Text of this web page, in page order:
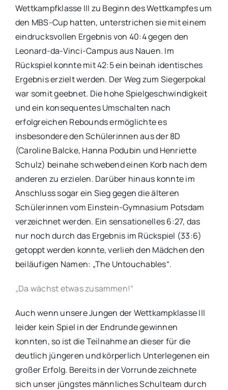
Wettkampfklasse III zu Beginn des Wettkampfes um
den MBS-Cup hatten, unterstrichen sie mit einem
eindrucksvollen Ergebnis von 40:4 gegen den
Leonard-da-Vinci-Campus aus Nauen. Im
Rückspiel konnte mit 42:5 ein beinah identisches
Ergebnis erzielt werden. Der Weg zum Siegerpokal
war somit geebnet. Die hohe Spielgeschwindigkeit
und ein konsequentes Umschalten nach
erfolgreichen Rebounds ermöglichte es
insbesondere den Schülerinnen aus der 8D
(Caroline Balcke, Hanna Podubin und Henriette
Schulz) beinahe schwebend einen Korb nach dem
anderen zu erzielen. Darüber hinaus konnte im
Anschluss sogar ein Sieg gegen die älteren
Schülerinnen vom Einstein-Gymnasium Potsdam
verzeichnet werden. Ein sensationelles 6:27, das
nur noch durch das Ergebnis im Rückspiel (33:6)
getoppt werden konnte, verlieh den Mädchen den
beiläufigen Namen: „The Untouchables“.
„Da wächst etwas zusammen!“
Auch wenn unsere Jungen der Wettkampklasse III
leider kein Spiel in der Endrunde gewinnen
konnten, so ist die Teilnahme an dieser für die
deutlich jüngeren und körperlich Unterlegenen ein
großer Erfolg. Bereits in der Vorrunde zeichnete
sich unser jüngstes männliches Schulteam durch